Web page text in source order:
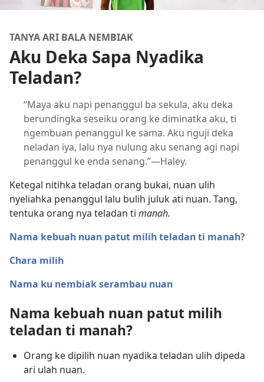
TANYA ARI BALA NEMBIAK
Aku Deka Sapa Nyadika
Teladan?
“Maya aku napi penanggul ba sekula, aku deka
berundingka seseiku orang ke diminatka aku, ti
ngembuan penanggul ke sama. Aku nguji deka
neladan iya, lalu nya nulung aku senang agi napi
penanggul ke enda senang.”—Haley.
Ketegal nitihka teladan orang bukai, nuan ulih
nyeliahka penanggul lalu bulih juluk ati nuan. Tang,
tentuka orang nya teladan ti manah.
Nama kebuah nuan patut milih teladan ti manah?
Chara milih
Nama ku nembiak serambau nuan
Nama kebuah nuan patut milih
teladan ti manah?
Orang ke dipilih nuan nyadika teladan ulih dipeda
ari ulah nuan.